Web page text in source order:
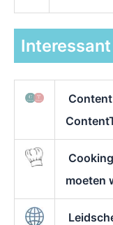
Interessant
moeten